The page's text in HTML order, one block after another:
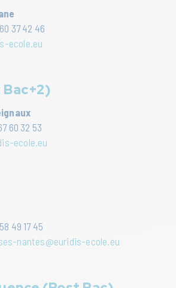
37 42 46
ecole.eu
60 32 53
ecole.eu
49 17 45
nantes@euridis-ecole.eu